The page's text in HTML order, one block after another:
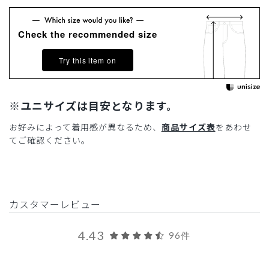
Check the recommended size
Try this item on
※ユニサイズは目安となります。
お好みによって着用感が異なるため、 商品サイズ表をあわせ
てご確認ください。
カスタマーレビュー
4.43 96件